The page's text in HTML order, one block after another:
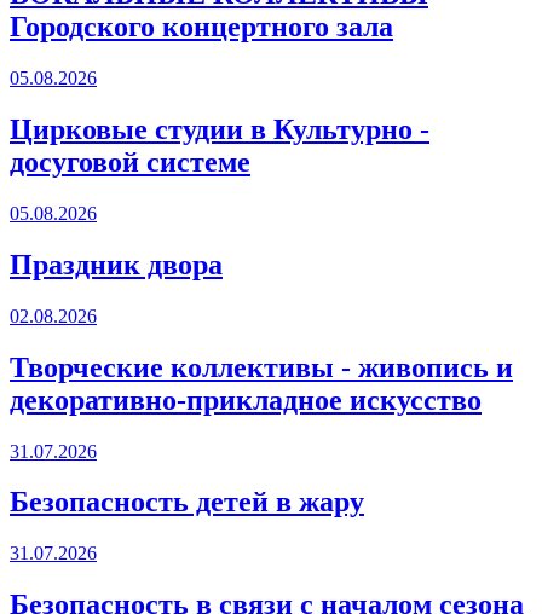
Городского концертного зала
05.08.2026
Цирковые студии в Культурно -
досуговой системе
05.08.2026
Праздник двора
02.08.2026
Творческие коллективы - живопись и
декоративно-прикладное искусство
31.07.2026
Безопасность детей в жару
31.07.2026
Безопасность в связи с началом сезона